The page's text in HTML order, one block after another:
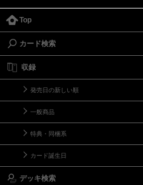
Top
カード検索
収録
発売日の新しい順
一般商品
特典・同梱系
カード誕生日
デッキ検索